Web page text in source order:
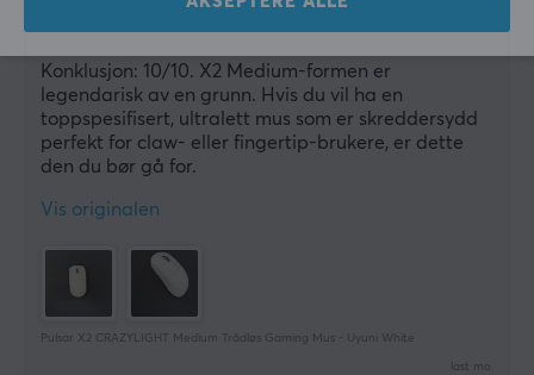
GARANTI
Produsentens garanti
2 års garanti
Konklusjon: 10/10. X2 Medium-formen er
legendarisk av en grunn. Hvis du vil ha en
toppspesifisert, ultralett mus som er skreddersydd
perfekt for claw- eller fingertip-brukere, er dette
den du bør gå for.
Vis originalen
Pulsar X2 CRAZYLIGHT Medium Trådløs Gaming Mus - Uyuni White
last mo.